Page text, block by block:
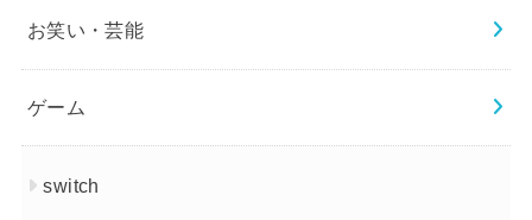
お笑い・芸能
ゲーム
switch